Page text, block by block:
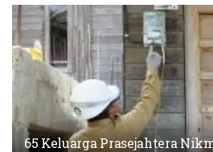
65 Keluarga Prasejahtera